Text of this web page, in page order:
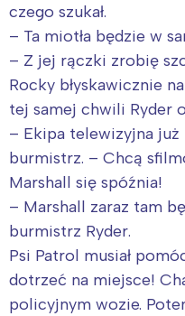
czego szukał.
– Ta miotła będzie w
– Z jej rączki zrobię
Rocky błyskawicznie
tej samej chwili Ryder
– Ekipa telewizyjna już
burmistrz. – Chcą
Marshall się spóźnia!
– Marshall zaraz tam
burmistrz Ryder.
Psi Patrol musiał
dotrzeć na miejsce!
policyjnym wozie.